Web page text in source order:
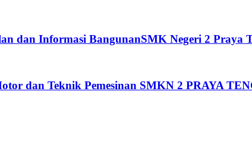
dan Informasi BangunanSMK Negeri 2 Praya
dan Teknik Pemesinan SMKN 2 PRAYA